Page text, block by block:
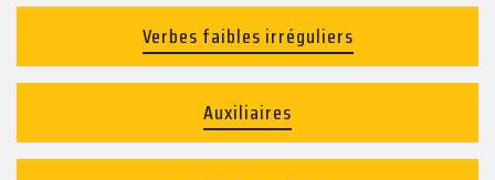
Verbes faibles irréguliers
Auxiliaires